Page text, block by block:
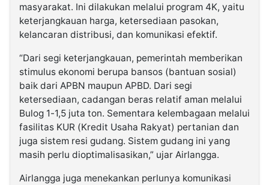
masyarakat. Ini dilakukan melalui program 4K, yaitu
keterjangkauan harga, ketersediaan pasokan,
kelancaran distribusi, dan komunikasi efektif.
“Dari segi keterjangkauan, pemerintah memberikan
stimulus ekonomi berupa bansos (bantuan sosial)
baik dari APBN maupun APBD. Dari segi
ketersediaan, cadangan beras relatif aman melalui
Bulog 1-1,5 juta ton. Sementara kelembagaan melalui
fasilitas KUR (Kredit Usaha Rakyat) pertanian dan
juga sistem resi gudang. Sistem gudang ini yang
masih perlu dioptimalisasikan,” ujar Airlangga.
Airlangga juga menekankan perlunya komunikasi